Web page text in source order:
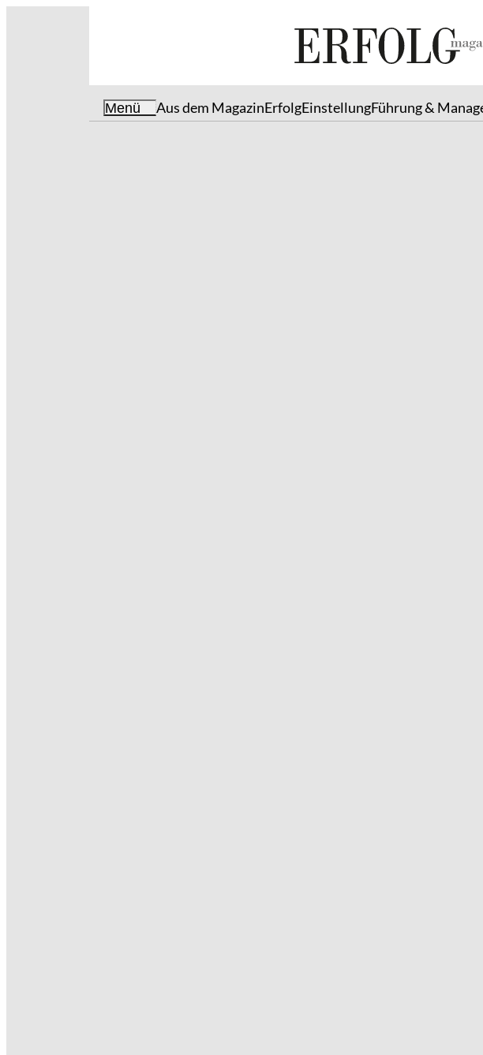
Menü Aus dem MagazinErfolgEinstellungFührung &